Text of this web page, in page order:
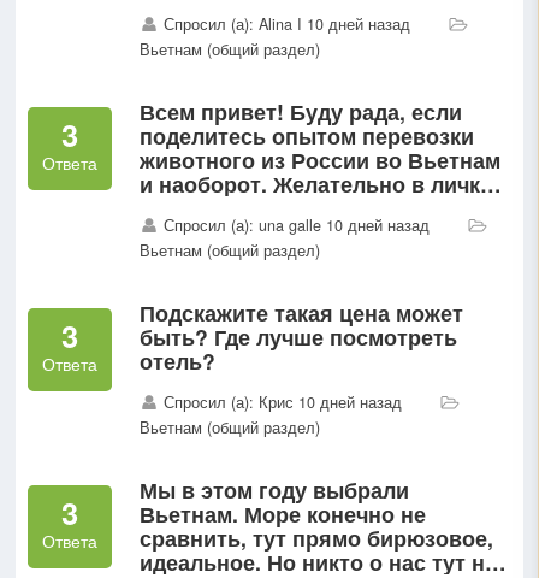
Спросил (а): Alina I 10 дней назад
Вьетнам (общий раздел)
3
Ответа
Всем привет! Буду рада, если
поделитесь опытом перевозки
животного из России во Вьетнам
и наоборот. Желательно в личку
титры к бешенству2...
Спросил (а): una galle 10 дней назад
Вьетнам (общий раздел)
3
Ответа
Подскажите такая цена может
быть? Где лучше посмотреть
отель?
Спросил (а): Крис 10 дней назад
Вьетнам (общий раздел)
3
Ответа
Мы в этом году выбрали
Вьетнам. Море конечно не
сравнить, тут прямо бирюзовое,
идеальное. Но никто о нас тут не